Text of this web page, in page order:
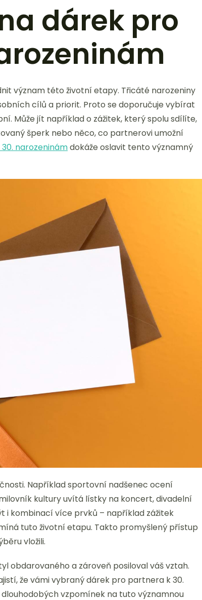
dárek pro
význam této životní etapy. Třicáté narozeniny
cílů a priorit. Proto se doporučuje vybírat
Může jít například o zážitek, který spolu sdílíte,
šperk nebo něco, co partnerovi umožní
narozeninámdokáže oslavit tento významný
Například sportovní nadšenec ocení
kultury uvítá lístky na koncert, divadelní
i kombinací více prvků – například zážitek
tuto životní etapu. Takto promyšlený přístup
vložili.
obdarovaného a zároveň posiloval váš vztah.
že vámi vybraný dárek pro partnera k 30.
vzpomínek na tuto významnou